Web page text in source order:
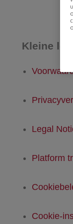
Kleine
Legal
Platform
Cookie-